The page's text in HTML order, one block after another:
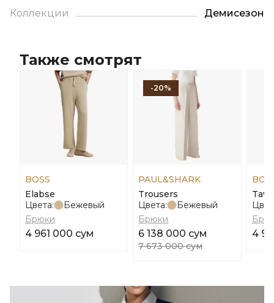
Коллекции Демисезон
Также смотрят
BOSS
Elabse
Цвета:
Бежевый
Брюки
4 961 000 сум
-20%
PAUL&SHARK
Trousers
Цвета:
Бежевый
Брюки
6 138 000 сум
7 673 000 сум
4